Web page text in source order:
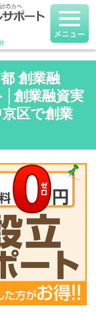
創業融
│創業融資実
区で創業